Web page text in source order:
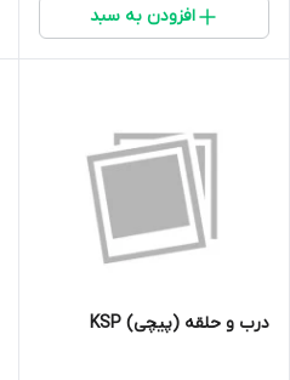
افزودن به سبد
درب و حلقه (پیچی) KSP